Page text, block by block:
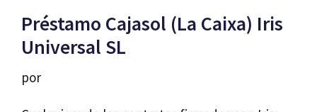
Préstamo Cajasol (La Caixa) Iris
Universal SL
por